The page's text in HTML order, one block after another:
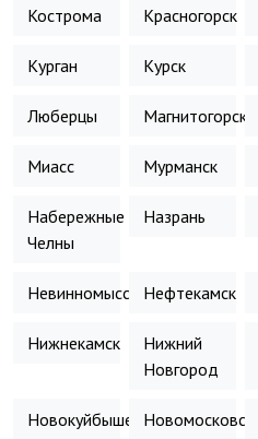
Кострома Красногорск
Курган Курск
Люберцы Магнитогорск
Миасс Мурманск
Набережные
Челны
Назрань
Невинномысск Нефтекамск
Нижнекамск
Нижний
Новгород
НовокуйбышевскНовомосковск